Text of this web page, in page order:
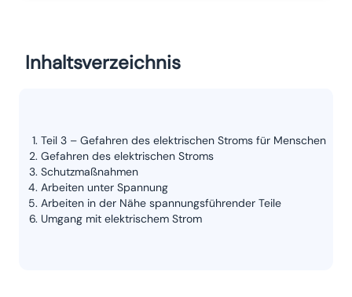
Inhaltsverzeichnis
Teil 3 – Gefahren des elektrischen Stroms für Menschen
Gefahren des elektrischen Stroms
Schutzmaßnahmen
Arbeiten unter Spannung
Arbeiten in der Nähe spannungsführender Teile
Umgang mit elektrischem Strom